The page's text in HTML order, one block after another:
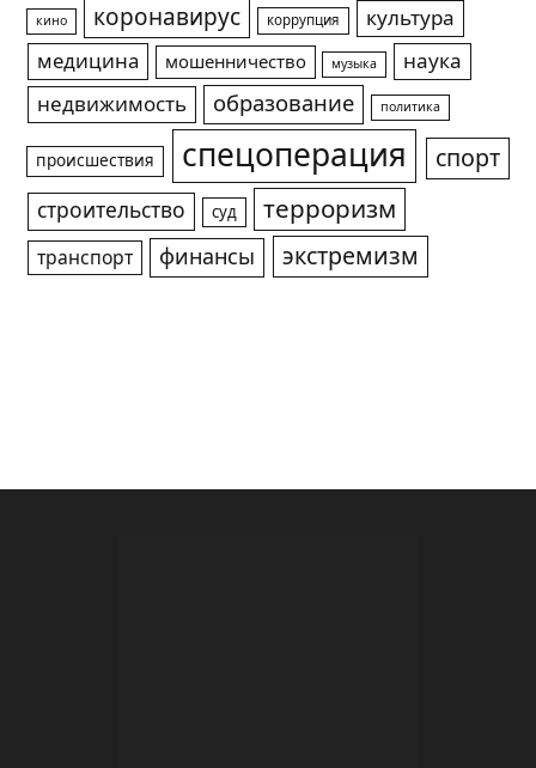
кино коронавирус коррупция
культура
медицина
мошенничество музыка
наука
недвижимость
образование политика
происшествия спецоперация спорт
строительство суд терроризм
транспорт финансы экстремизм